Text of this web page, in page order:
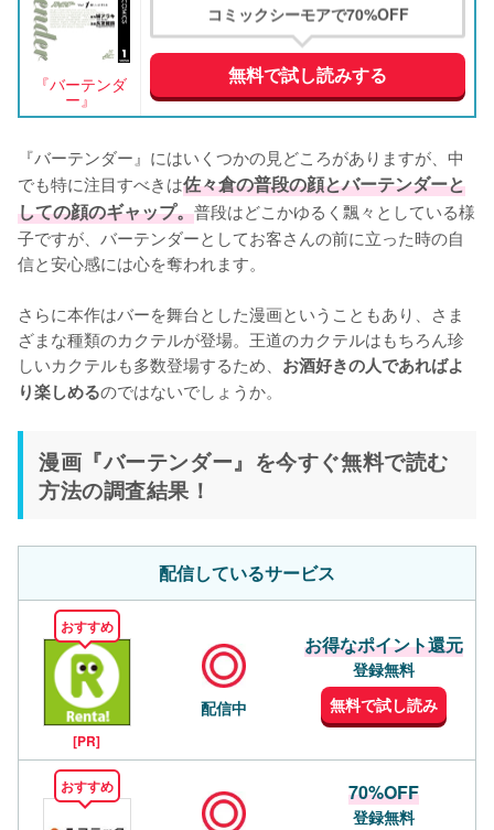
『バーテンダ
ー』
コミックシーモアで70%OFF
無料で試し読みする
『バーテンダー』にはいくつかの見どころがありますが、中
でも特に注目すべきは佐々倉の普段の顔とバーテンダーと
しての顔のギャップ。普段はどこかゆるく飄々としている様
子ですが、バーテンダーとしてお客さんの前に立った時の自
信と安心感には心を奪われます。
さらに本作はバーを舞台とした漫画ということもあり、さま
ざまな種類のカクテルが登場。王道のカクテルはもちろん珍
しいカクテルも多数登場するため、 お酒好きの人であればよ
り楽しめるのではないでしょうか。
漫画『バーテンダー』を今すぐ無料で読む
方法の調査結果！
配信しているサービス
おすすめ
[PR]
配信中
お得なポイント還元
登録無料
無料で試し読み
おすすめ 70%OFF
登録無料